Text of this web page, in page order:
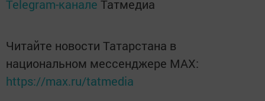
Telegram-канале Татмедиа
Читайте новости Татарстана в
национальном мессенджере MАХ:
https://max.ru/tatmedia